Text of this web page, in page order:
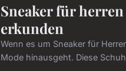
Sneaker für
erkunden
Wenn es um Sneaker für
Mode hinausgeht. Diese